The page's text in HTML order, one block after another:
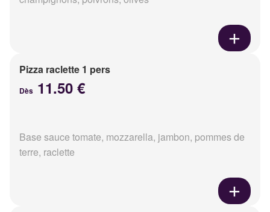
Pizza raclette 1 pers
Dès 11.50 €
Base sauce tomate, mozzarella, jambon, pommes de
terre, raclette